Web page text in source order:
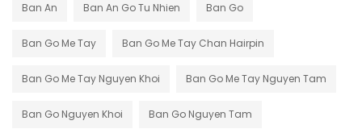
Ban An Ban An Go Tu Nhien Ban Go
Ban Go Me Tay Ban Go Me Tay Chan Hairpin
Ban Go Me Tay Nguyen Khoi Ban Go Me Tay Nguyen Tam
Ban Go Nguyen Khoi Ban Go Nguyen Tam